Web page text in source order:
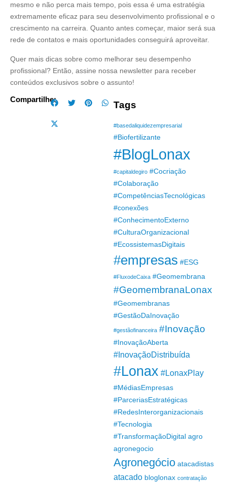
mesmo e não perca mais tempo, pois essa é uma estratégia
extremamente eficaz para seu desenvolvimento profissional e o
crescimento na carreira. Quanto antes começar, maior será sua
rede de contatos e mais oportunidades conseguirá aproveitar.
Quer mais dicas sobre como melhorar seu desempenho
profissional? Então, assine nossa newsletter para receber
conteúdos exclusivos sobre o assunto!
Compartilhe:
Tags
#basedaliquidezempresarial
#Biofertilizante
#BlogLonax
#capitaldegiro #Cocriação
#Colaboração
#CompetênciasTecnológicas
#conexões
#ConhecimentoExterno
#CulturaOrganizacional
#EcossistemasDigitais
#empresas #ESG
#FluxodeCaixa #Geomembrana
#GeomembranaLonax
#Geomembranas
#GestãoDaInovação
#gestãofinanceira #Inovação
#InovaçãoAberta
#InovaçãoDistribuída
#Lonax #LonaxPlay
#MédiasEmpresas
#ParceriasEstratégicas
#RedesInterorganizacionais
#Tecnologia
#TransformaçãoDigital agro
agronegocio
Agronegócio atacadistas
atacado bloglonax contratação